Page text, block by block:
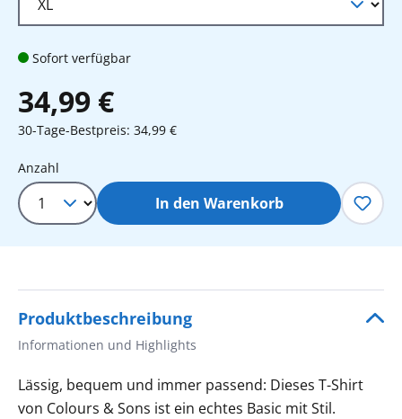
Sofort verfügbar
34,99 €
30-Tage-Bestpreis: 34,99 €
Produkt Anzahl: Gib den
Anzahl
In den Warenkorb
Produktbeschreibung
Informationen und Highlights
Lässig, bequem und immer passend: Dieses T-Shirt
von Colours & Sons ist ein echtes Basic mit Stil.